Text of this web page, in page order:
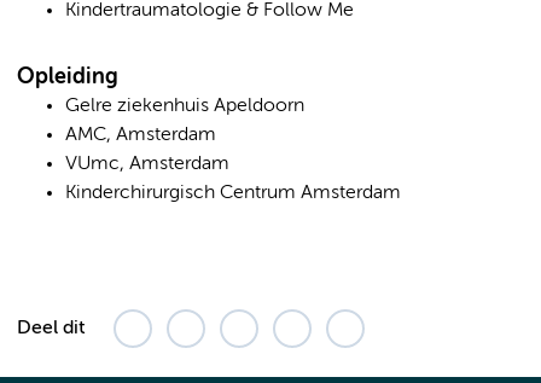
Kindertraumatologie & Follow Me
Opleiding
Gelre ziekenhuis Apeldoorn
AMC, Amsterdam
VUmc, Amsterdam
Kinderchirurgisch Centrum Amsterdam
Deel dit